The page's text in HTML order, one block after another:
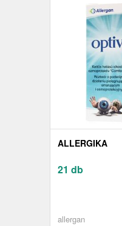
ALLERGIKA
21 db
allergan